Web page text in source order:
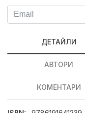
ДЕТАЙЛИ
АВТОРИ
КОМЕНТАРИ